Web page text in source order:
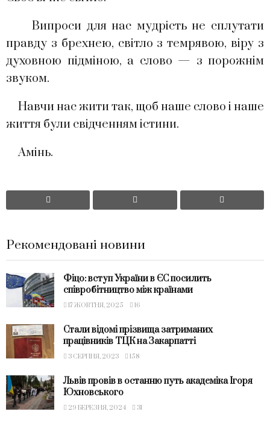
Випроси для нас мудрість не сплутати
правду з брехнею, світло з темрявою, віру з
духовною підміною, а слово — з порожнім
звуком.
Навчи нас жити так, щоб наше слово і наше
життя були свідченням істини.
Амінь.
Рекомендовані новини
Фіцо: вступ України в ЄС посилить
співробітництво між країнами
17 ЖОВТНЯ, 2025 16
Стали відомі прізвища затриманих
працівників ТЦК на Закарпатті
3 СЕРПНЯ, 2023 158
Львів провів в останню путь академіка Ігоря
Юхновського
29 БЕРЕЗНЯ, 2024 31